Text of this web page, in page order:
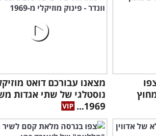
מצאנו עבורכם דואט
נוסטלגי של שתי אגדות
1969...